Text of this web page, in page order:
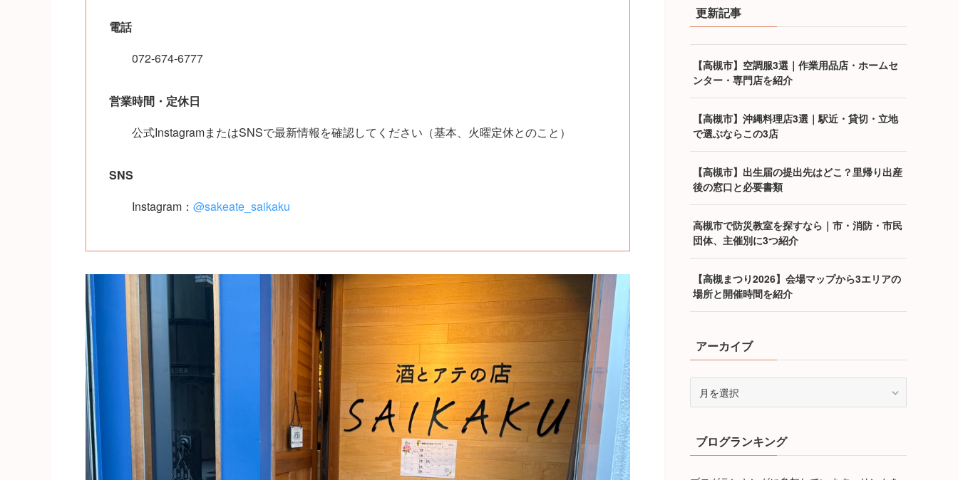
電話
072-674-6777
営業時間・定休日
公式InstagramまたはSNSで最新情報を確認してください（基本、火曜定休とのこと）
SNS
Instagram： @sakeate_saikaku
更新記事
【高槻市】空調服3選｜作業用品店・ホームセ
ンター・専門店を紹介
【高槻市】沖縄料理店3選｜駅近・貸切・立地
で選ぶならこの3店
【高槻市】出生届の提出先はどこ？里帰り出産
後の窓口と必要書類
高槻市で防災教室を探すなら｜市・消防・市民
団体、主催別に3つ紹介
【高槻まつり2026】会場マップから3エリアの
場所と開催時間を紹介
アーカイブ
ブブログランキング